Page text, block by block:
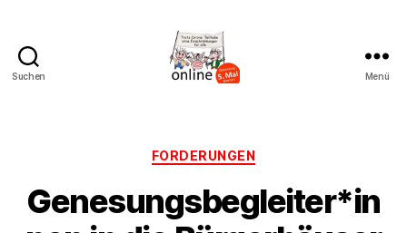
Suchen Menü
Kategorien
FORDERUNGEN
Genesungsbegleiter*in